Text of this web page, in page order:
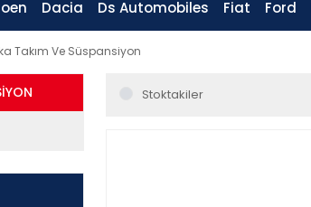
Dacia Ds Automobiles Fiat Ford
Takım Ve Süspansiyon
Stoktakiler